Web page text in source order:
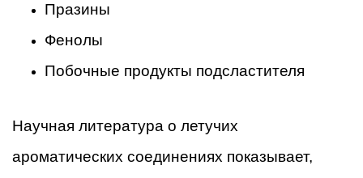
Празины
Фенолы
Побочные продукты подсластителя
Научная литература о летучих
ароматических соединениях показывает,